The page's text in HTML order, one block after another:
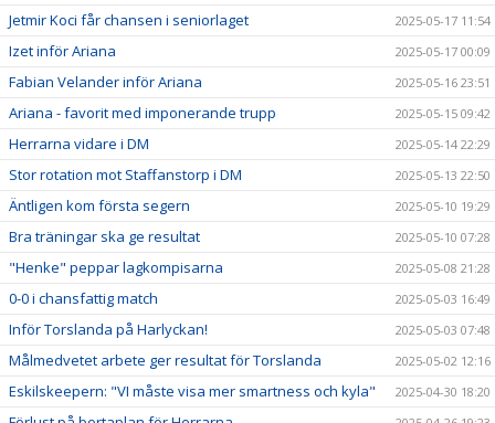
Jetmir Koci får chansen i seniorlaget 2025-05-17 11:54
Izet inför Ariana 2025-05-17 00:09
Fabian Velander inför Ariana 2025-05-16 23:51
Ariana - favorit med imponerande trupp 2025-05-15 09:42
Herrarna vidare i DM 2025-05-14 22:29
Stor rotation mot Staffanstorp i DM 2025-05-13 22:50
Äntligen kom första segern 2025-05-10 19:29
Bra träningar ska ge resultat 2025-05-10 07:28
"Henke" peppar lagkompisarna 2025-05-08 21:28
0-0 i chansfattig match 2025-05-03 16:49
Inför Torslanda på Harlyckan! 2025-05-03 07:48
Målmedvetet arbete ger resultat för Torslanda 2025-05-02 12:16
Eskilskeepern: "VI måste visa mer smartness och kyla" 2025-04-30 18:20